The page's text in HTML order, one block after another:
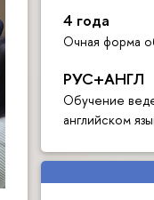
4 года
Очная форма
РУС+АНГЛ
Обучение
английском